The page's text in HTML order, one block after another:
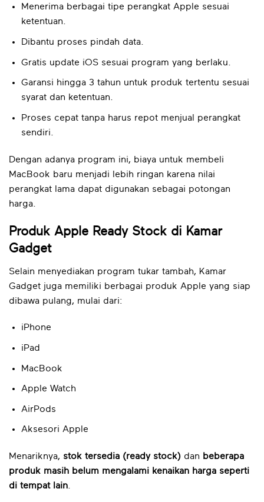
Menerima berbagai tipe perangkat Apple sesuai
ketentuan.
Dibantu proses pindah data.
Gratis update iOS sesuai program yang berlaku.
Garansi hingga 3 tahun untuk produk tertentu sesuai
syarat dan ketentuan.
Proses cepat tanpa harus repot menjual perangkat
sendiri.
Dengan adanya program ini, biaya untuk membeli
MacBook baru menjadi lebih ringan karena nilai
perangkat lama dapat digunakan sebagai potongan
harga.
Produk Apple Ready Stock di Kamar
Gadget
Selain menyediakan program tukar tambah, Kamar
Gadget juga memiliki berbagai produk Apple yang siap
dibawa pulang, mulai dari:
iPhone
iPad
MacBook
Apple Watch
AirPods
Aksesori Apple
Menariknya, stok tersedia (ready stock) dan beberapa
produk masih belum mengalami kenaikan harga seperti
di tempat lain